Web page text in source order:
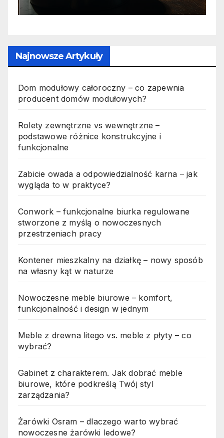
Najnowsze Artykuły
Dom modułowy całoroczny – co zapewnia
producent domów modułowych?
Rolety zewnętrzne vs wewnętrzne –
podstawowe różnice konstrukcyjne i
funkcjonalne
Zabicie owada a odpowiedzialność karna – jak
wygląda to w praktyce?
Conwork – funkcjonalne biurka regulowane
stworzone z myślą o nowoczesnych
przestrzeniach pracy
Kontener mieszkalny na działkę – nowy sposób
na własny kąt w naturze
Nowoczesne meble biurowe – komfort,
funkcjonalność i design w jednym
Meble z drewna litego vs. meble z płyty – co
wybrać?
Gabinet z charakterem. Jak dobrać meble
biurowe, które podkreślą Twój styl
zarządzania?
Żarówki Osram – dlaczego warto wybrać
nowoczesne żarówki ledowe?